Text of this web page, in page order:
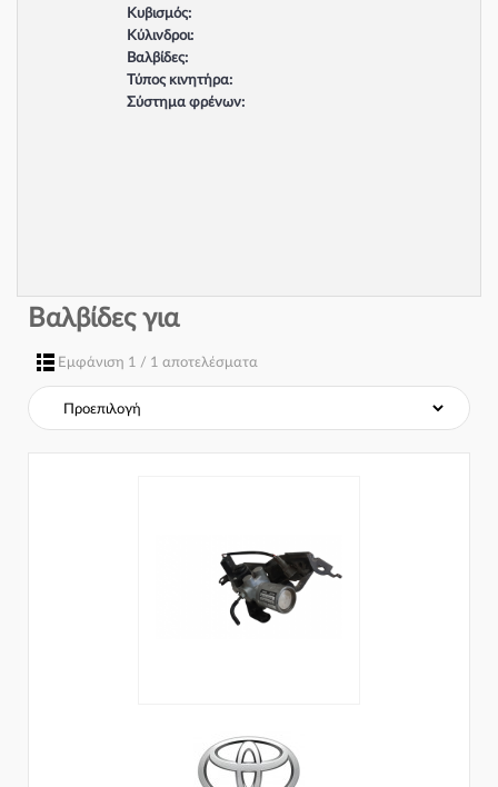
Κυβισμός:
Κύλινδροι:
Βαλβίδες:
Τύπος κινητήρα:
Σύστημα φρένων:
Βαλβίδες για
Εμφάνιση 1 / 1 αποτελέσματα